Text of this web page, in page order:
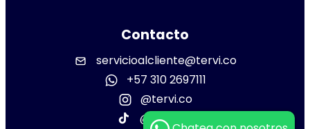
Contacto
servicioalcliente@tervi.co
+57 310 2697111
@tervi.co
@tervi.co